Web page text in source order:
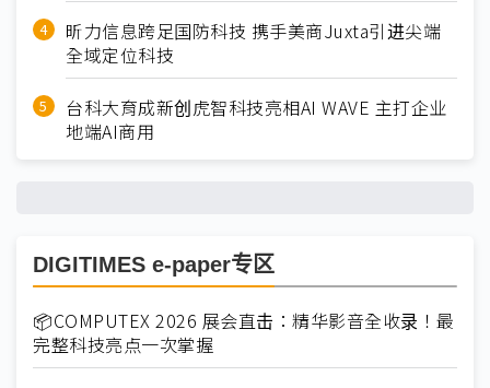
昕力信息跨足国防科技 携手美商Juxta引进尖端
全域定位科技
台科大育成新创虎智科技亮相AI WAVE 主打企业
地端AI商用
DIGITIMES e-paper专区
📦COMPUTEX 2026 展会直击：精华影音全收录！最
完整科技亮点一次掌握